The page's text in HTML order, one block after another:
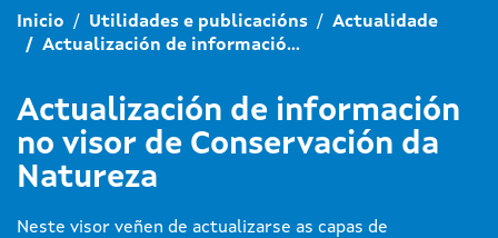
Inicio Utilidades e publicacións
Actualidade
Actualización de informació...
Actualización de información
no visor de Conservación da
Natureza
Neste visor veñen de actualizarse as capas de